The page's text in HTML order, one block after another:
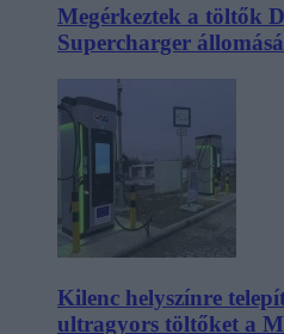
Megérkeztek a töltők
Supercharger
Kilenc helyszínre
ultragyors töltőket a